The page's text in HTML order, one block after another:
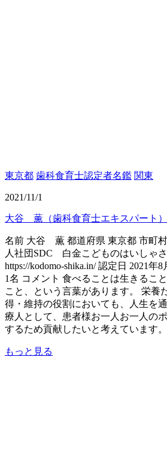
東京都 歯科食育士認定者名鑑 関東
2021/11/1
大谷 薫（歯科食育士エキスパート
名前 大谷 薫 都道府県 東京都 市町
人社団SDC 白金こどものはいしゃ
https://kodomo-shika.in/ 認定日 2021年
1名 コメント 食べることは生きるこ
こと、という言葉があります。 栄養
得・維持の役割においても、人生を
療人として、患者様お一人お一人の
するため貢献したいと考えています
もっと見る